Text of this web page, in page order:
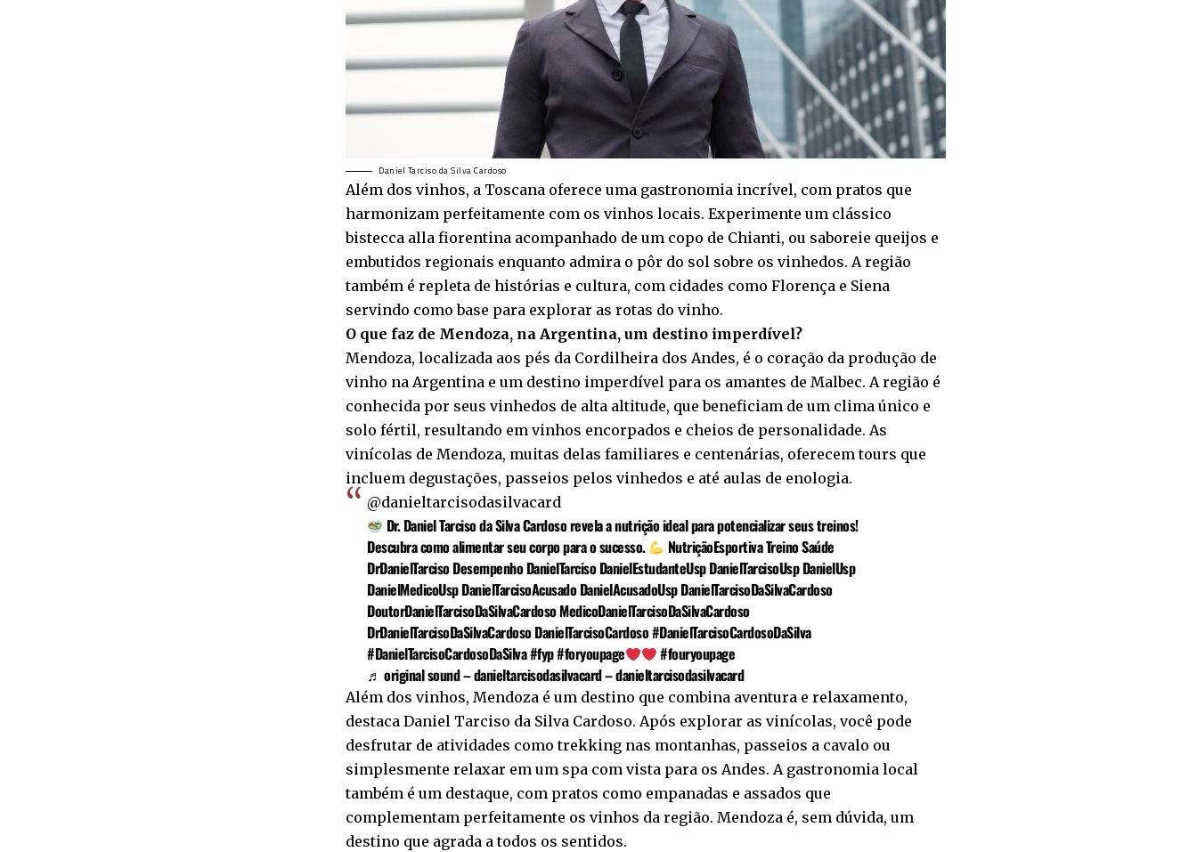
Daniel Tarciso da Silva Cardoso
Além dos vinhos, a Toscana oferece uma gastronomia incrível, com pratos que
harmonizam perfeitamente com os vinhos locais. Experimente um clássico
bistecca alla fiorentina acompanhado de um copo de Chianti, ou saboreie queijos e
embutidos regionais enquanto admira o pôr do sol sobre os vinhedos. A região
também é repleta de histórias e cultura, com cidades como Florença e Siena
servindo como base para explorar as rotas do vinho.
O que faz de Mendoza, na Argentina, um destino imperdível?
Mendoza, localizada aos pés da Cordilheira dos Andes, é o coração da produção de
vinho na Argentina e um destino imperdível para os amantes de Malbec. A região é
conhecida por seus vinhedos de alta altitude, que beneficiam de um clima único e
solo fértil, resultando em vinhos encorpados e cheios de personalidade. As
vinícolas de Mendoza, muitas delas familiares e centenárias, oferecem tours que
incluem degustações, passeios pelos vinhedos e até aulas de enologia.
@danieltarcisodasilvacard
Dr. Daniel Tarciso da Silva Cardoso revela a nutrição ideal para potencializar seus treinos!
Descubra como alimentar seu corpo para o sucesso.
NutriçãoEsportiva Treino Saúde
DrDanielTarciso Desempenho DanielTarciso DanielEstudanteUsp DanielTarcisoUsp DanielUsp
DanielMedicoUsp DanielTarcisoAcusado DanielAcusadoUsp DanielTarcisoDaSilvaCardoso
DoutorDanielTarcisoDaSilvaCardoso MedicoDanielTarcisoDaSilvaCardoso
DrDanielTarcisoDaSilvaCardoso DanielTarcisoCardoso#DanielTarcisoCardosoDaSilva
#DanielTarcisoCardosoDaSilva#fyp#foryoupage
#fouryoupage
♬ original sound – danieltarcisodasilvacard – danieltarcisodasilvacard
Além dos vinhos, Mendoza é um destino que combina aventura e relaxamento,
destaca Daniel Tarciso da Silva Cardoso. Após explorar as vinícolas, você pode
desfrutar de atividades como trekking nas montanhas, passeios a cavalo ou
simplesmente relaxar em um spa com vista para os Andes. A gastronomia local
também é um destaque, com pratos como empanadas e assados que
complementam perfeitamente os vinhos da região. Mendoza é, sem dúvida, um
destino que agrada a todos os sentidos.